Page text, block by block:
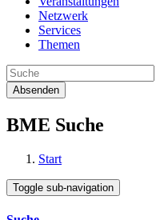
Netzwerk
Services
Themen
Absenden
BME Suche
Start
Toggle sub-navigation